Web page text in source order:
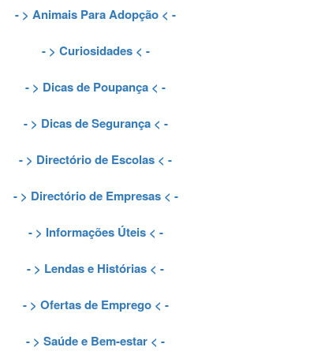
- > Animais Para Adopção < -
- > Curiosidades< -
- > Dicas de Poupança < -
- > Dicas de Segurança< -
- > Directório de Escolas < -
- > Directório de Empresas< -
- > Informações Úteis< -
- > Lendas e Histórias < -
- > Ofertas de Emprego< -
- > Saúde e Bem-estar < -